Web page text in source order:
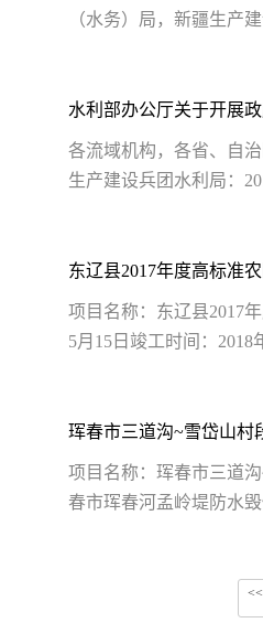
（水务）局，新疆生产
水利部办公厅关于开展
各流域机构，各省、自
生产建设兵团水利局：
东辽县2017年度高标准
项目名称：东辽县2017
5月15日竣工时间：2018
项目名称：珲春市三道
春市珲春河孟岭堤防水
<<